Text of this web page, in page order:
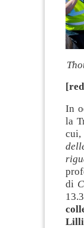
In
la
cui,
di